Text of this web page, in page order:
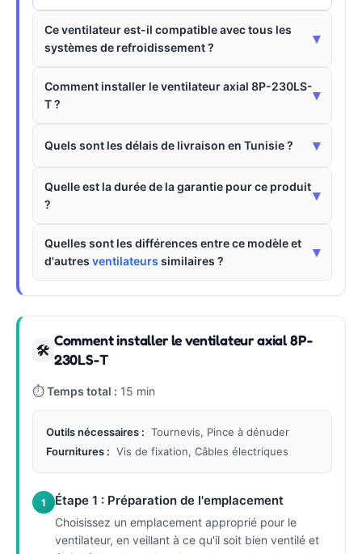
Ce ventilateur est-il compatible avec tous les
systèmes de refroidissement ?
▾
Comment installer le ventilateur axial 8P-230LS-
T ?
▾
Quels sont les délais de livraison en Tunisie ? ▾
Quelle est la durée de la garantie pour ce produit
?
▾
Quelles sont les différences entre ce modèle et
d'autres ventilateurs similaires ?
▾
🛠
Comment installer le ventilateur axial 8P-
230LS-T
⏱Temps total : 15 min
Outils nécessaires : Tournevis, Pince à dénuder
Fournitures : Vis de fixation, Câbles électriques
1 Étape 1 : Préparation de l'emplacement
Choisissez un emplacement approprié pour le
ventilateur, en veillant à ce qu'il soit bien ventilé et